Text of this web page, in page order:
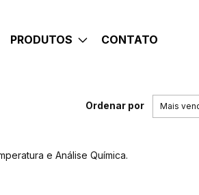
PRODUTOS CONTATO
Ordenar por
e Análise Química.